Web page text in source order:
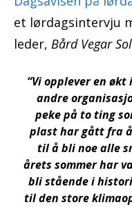
et lørdagsintervju
leder, Bård Vegar
“Vi opplever en økt
andre
peke på to ting
plast har gått fra
til å bli noe alle
årets sommer har
bli stående i
til den store